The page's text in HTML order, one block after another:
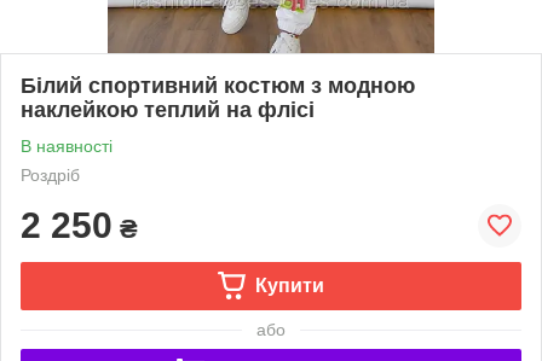
Білий спортивний костюм з модною
наклейкою теплий на флісі
В наявності
Роздріб
2 250 ₴
Купити
або